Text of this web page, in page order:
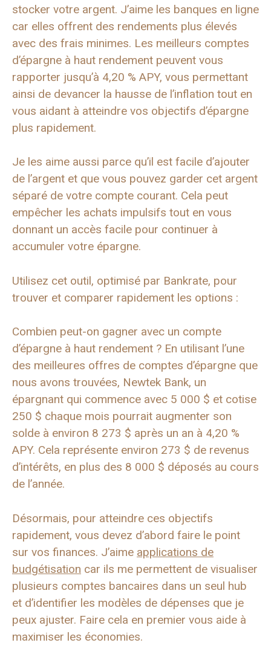
stocker votre argent. J’aime les banques en ligne
car elles offrent des rendements plus élevés
avec des frais minimes. Les meilleurs comptes
d’épargne à haut rendement peuvent vous
rapporter jusqu’à 4,20 % APY, vous permettant
ainsi de devancer la hausse de l’inflation tout en
vous aidant à atteindre vos objectifs d’épargne
plus rapidement.
Je les aime aussi parce qu’il est facile d’ajouter
de l’argent et que vous pouvez garder cet argent
séparé de votre compte courant. Cela peut
empêcher les achats impulsifs tout en vous
donnant un accès facile pour continuer à
accumuler votre épargne.
Utilisez cet outil, optimisé par Bankrate, pour
trouver et comparer rapidement les options :
Combien peut-on gagner avec un compte
d’épargne à haut rendement ? En utilisant l’une
des meilleures offres de comptes d’épargne que
nous avons trouvées, Newtek Bank, un
épargnant qui commence avec 5 000 $ et cotise
250 $ chaque mois pourrait augmenter son
solde à environ 8 273 $ après un an à 4,20 %
APY. Cela représente environ 273 $ de revenus
d’intérêts, en plus des 8 000 $ déposés au cours
de l’année.
Désormais, pour atteindre ces objectifs
rapidement, vous devez d’abord faire le point
sur vos finances. J’aime applications de
budgétisation car ils me permettent de visualiser
plusieurs comptes bancaires dans un seul hub
et d’identifier les modèles de dépenses que je
peux ajuster. Faire cela en premier vous aide à
maximiser les économies.